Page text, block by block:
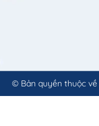
© Bản quyền thuộc về